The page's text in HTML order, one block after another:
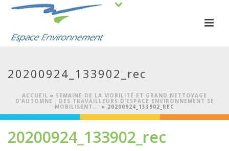
20200924_133902_rec
ACCUEIL » SEMAINE DE LA MOBILITÉ ET GRAND NETTOYAGE
D’AUTOMNE : DES TRAVAILLEURS D’ESPACE ENVIRONNEMENT SE
MOBILISENT… » 20200924_133902_REC
20200924_133902_rec